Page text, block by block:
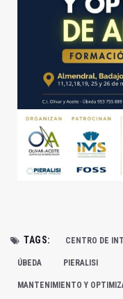
TAGS: CENTRO DE
ÚBEDA PIERALISI
MANTENIMIENTO Y